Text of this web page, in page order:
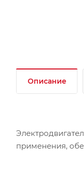
Описание
применения,